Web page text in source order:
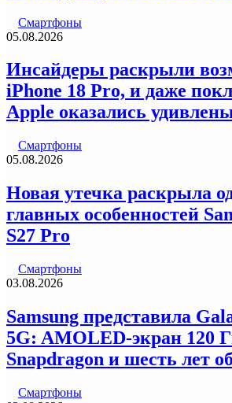
Смартфоны
05.08.2026
Инсайдеры раскрыли
iPhone 18 Pro, и даже
Apple оказались
Смартфоны
05.08.2026
Новая утечка раскрыла
главных особенностей
S27 Pro
Смартфоны
03.08.2026
Samsung представила
5G: AMOLED-экран 120
Snapdragon и шесть лет
Смартфоны